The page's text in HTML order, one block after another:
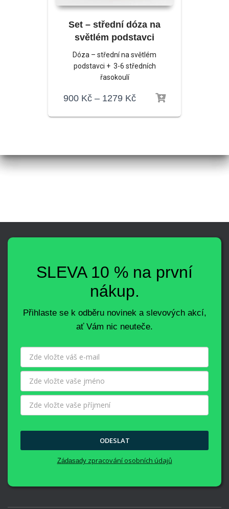
Set – střední dóza na
světlém podstavci
Dóza – střední na světlém
podstavci + 3-6 středních
řasokoulí
900 Kč – 1279 Kč
SLEVA 10 % na první
nákup.
Přihlaste se k odběru novinek a slevových akcí,
ať Vám nic neuteče.
ODESLAT
Zádasadyzpracování osobních údajů